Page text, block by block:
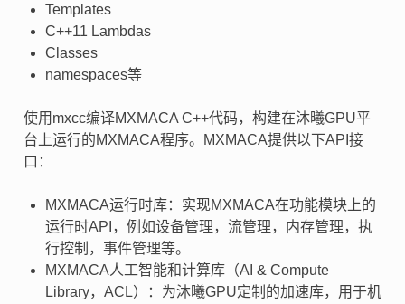
Templates
C++11 Lambdas
Classes
namespaces等
使用mxcc编译MXMACA C++代码，构建在沐曦GPU平
台上运行的MXMACA程序。MXMACA提供以下API接
口：
MXMACA运行时库：实现MXMACA在功能模块上的
运行时API，例如设备管理，流管理，内存管理，执
行控制，事件管理等。
MXMACA人工智能和计算库（AI & Compute
Library，ACL）：为沐曦GPU定制的加速库，用于机